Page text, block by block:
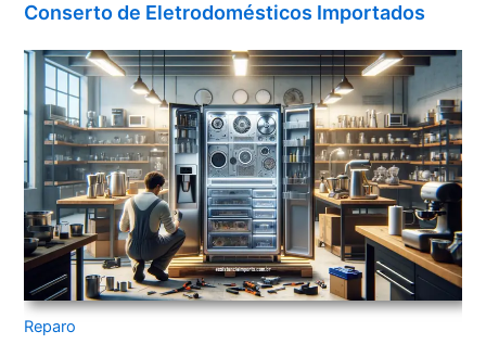
Conserto de Eletrodomésticos Importados
Reparo